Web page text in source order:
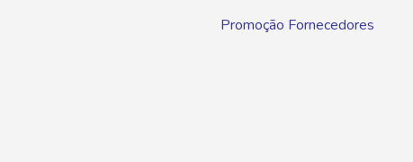
Promoção Fornecedores